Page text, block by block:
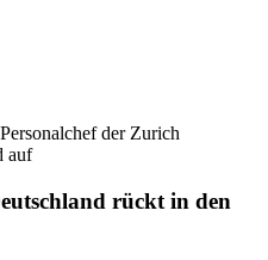
Personalchef der Zurich
auf
rückt in den